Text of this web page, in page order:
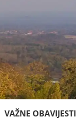
VAŽNE OBAVIJESTI